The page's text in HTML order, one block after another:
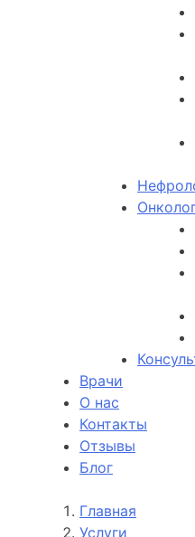
Врачи
О нас
Контакты
Отзывы
Блог
Главная
Услуги